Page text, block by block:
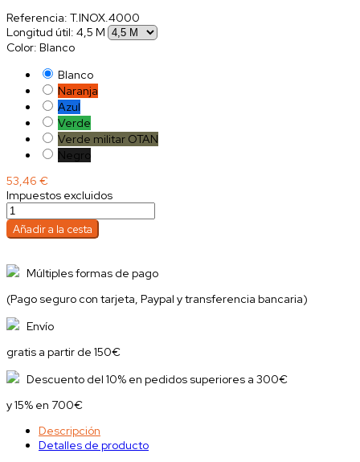
Referencia: T.INOX.4000
Longitud útil: 4,5 M
Color: Blanco
Blanco
Naranja
Azul
Verde
Verde militar OTAN
Negro
53,46 €
Impuestos excluidos
Añadir a la cesta
Múltiples formas de pago
(Pago seguro con tarjeta, Paypal y transferencia bancaria)
Envío
gratis a partir de 150€
Descuento del 10% en pedidos superiores a 300€
y 15% en 700€
Descripción
Detalles de producto